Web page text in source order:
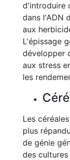
d'introduire
dans l'ADN
aux
L'épissage
développer
aux stress
les
Les
plus
de génie
des